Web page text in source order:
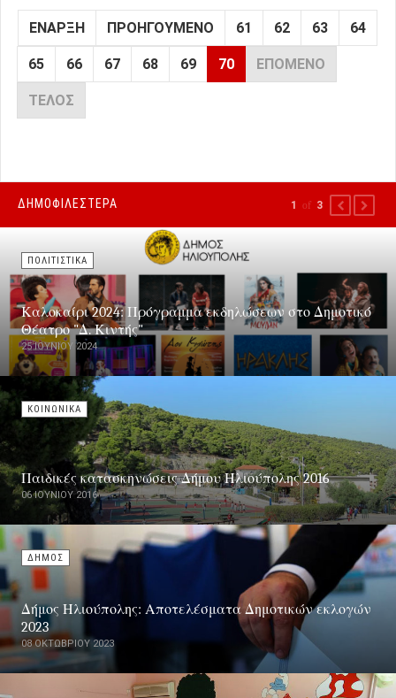
ΈΝΑΡΞΗ ΠΡΟΗΓΟΎΜΕΝΟ 61 62 63 64
65 66 67 68 69 70 ΕΠΌΜΕΝΟ
ΤΈΛΟΣ
ΔΗΜΟΦΙΛΕΣΤΕΡΑ
ΠΟΛΙΤΙΣΤΙΚΑ
Καλοκαίρι 2024: Πρόγραμμα εκδηλώσεων στο Δημοτικό
Θέατρο "Δ. Κιντής"
25 ΙΟΥΝΊΟΥ 2024
ΚΟΙΝΩΝΙΚΑ
Παιδικές κατασκηνώσεις Δήμου Ηλιούπολης 2016
06 ΙΟΥΝΊΟΥ 2016
ΔΗΜΟΣ
Δήμος Ηλιούπολης: Αποτελέσματα Δημοτικών εκλογών
2023
08 ΟΚΤΩΒΡΊΟΥ 2023
1 of 3 PREVIOUS
NEXT